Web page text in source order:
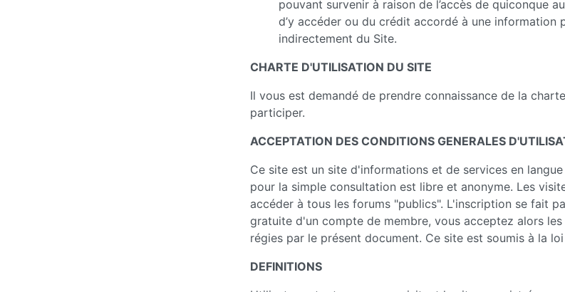
pouvant survenir à raison de l’accès de quiconque
d’y accéder ou du crédit accordé à une information
indirectement du Site.
CHARTE D'UTILISATION DU SITE
Il vous est demandé de prendre connaissance de la
participer.
ACCEPTATION DES CONDITIONS GENERALES
Ce site est un site d'informations et de services en
pour la simple consultation est libre et anonyme. Les
accéder à tous les forums "publics". L'inscription se fait
gratuite d'un compte de membre, vous acceptez alors
régies par le présent document. Ce site est soumis à la
DEFINITIONS